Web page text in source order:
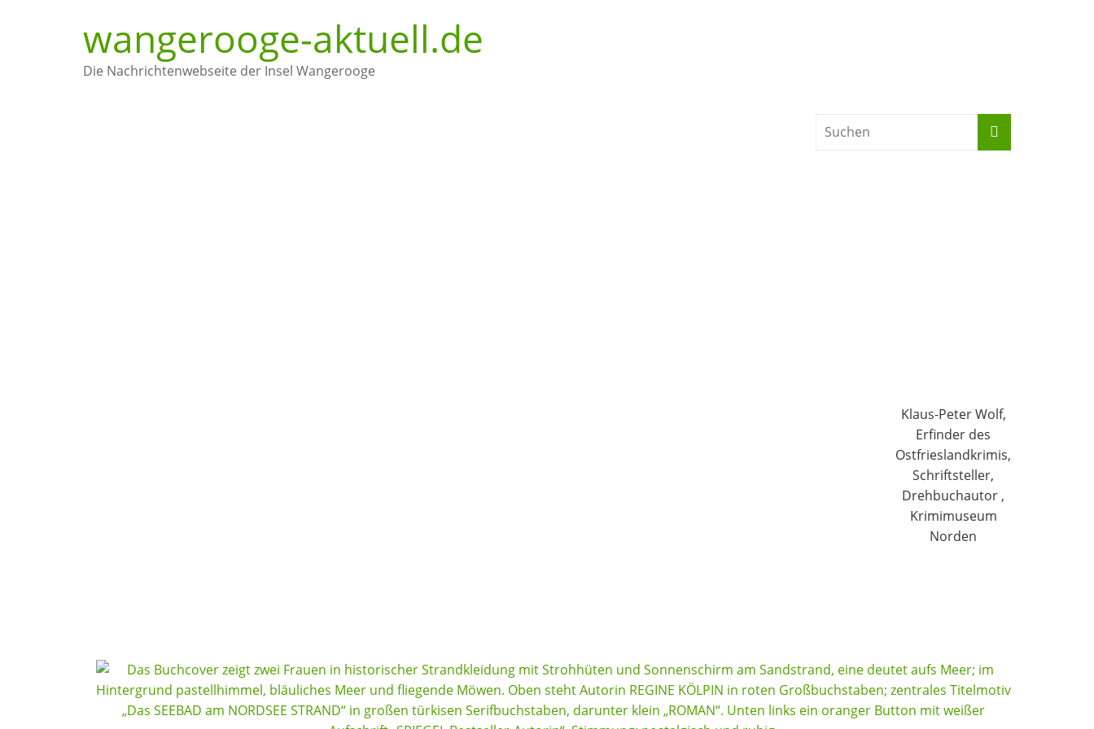
wangerooge-aktuell.de
Die Nachrichtenwebseite der Insel Wangerooge
Klaus-Peter Wolf,
Erfinder des
Ostfrieslandkrimis,
Schriftsteller,
Drehbuchautor ,
Krimimuseum
Norden